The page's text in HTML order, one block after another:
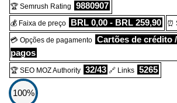
🏆 Semrush Rating 9880907
💰 Faixa de preço BRL 0,00 - BRL 259,90 ⏰
💳 Opções de pagamento Cartões de crédito
pagos
🏆 SEO MOZ Authority 32/43 🔗 Links 5265
100%